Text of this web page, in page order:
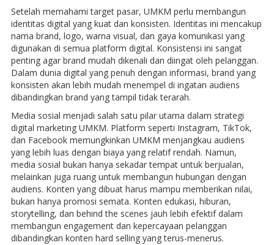
Setelah memahami target pasar, UMKM perlu membangun
identitas digital yang kuat dan konsisten. Identitas ini mencakup
nama brand, logo, warna visual, dan gaya komunikasi yang
digunakan di semua platform digital. Konsistensi ini sangat
penting agar brand mudah dikenali dan diingat oleh pelanggan.
Dalam dunia digital yang penuh dengan informasi, brand yang
konsisten akan lebih mudah menempel di ingatan audiens
dibandingkan brand yang tampil tidak terarah.
Media sosial menjadi salah satu pilar utama dalam strategi
digital marketing UMKM. Platform seperti Instagram, TikTok,
dan Facebook memungkinkan UMKM menjangkau audiens
yang lebih luas dengan biaya yang relatif rendah. Namun,
media sosial bukan hanya sekadar tempat untuk berjualan,
melainkan juga ruang untuk membangun hubungan dengan
audiens. Konten yang dibuat harus mampu memberikan nilai,
bukan hanya promosi semata. Konten edukasi, hiburan,
storytelling, dan behind the scenes jauh lebih efektif dalam
membangun engagement dan kepercayaan pelanggan
dibandingkan konten hard selling yang terus-menerus.